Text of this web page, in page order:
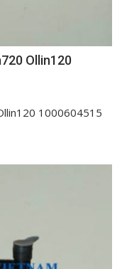
Ollin120
1000604515